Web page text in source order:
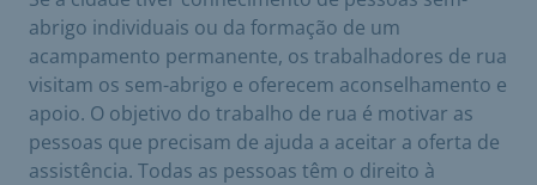
abrigo individuais ou da formação de um
acampamento permanente, os trabalhadores de rua
visitam os sem-abrigo e oferecem aconselhamento e
apoio. O objetivo do trabalho de rua é motivar as
pessoas que precisam de ajuda a aceitar a oferta de
assistência. Todas as pessoas têm o direito à